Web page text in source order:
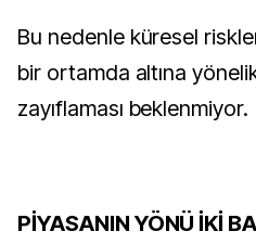
Bu nedenle küresel
bir ortamda altına
zayıflaması beklenmiyor.
PİYASANIN YÖNÜ İKİ